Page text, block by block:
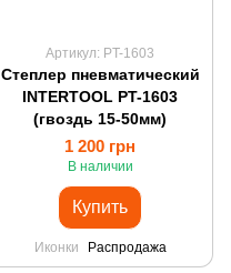
Артикул: PT-1603
Степлер пневматический
INTERTOOL PT-1603
(гвоздь 15-50мм)
1 200 грн
В наличии
Купить
Иконки Распродажа